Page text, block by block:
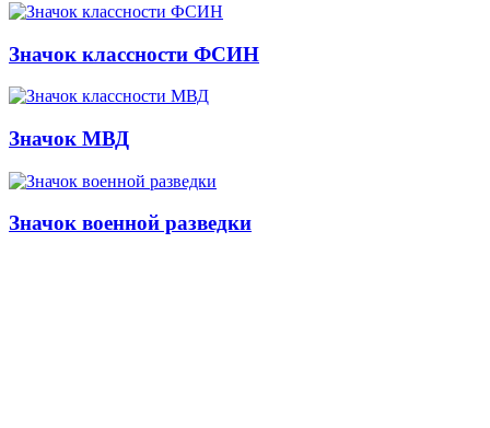
Значок классности ФСИН
Значок МВД
Значок военной разведки